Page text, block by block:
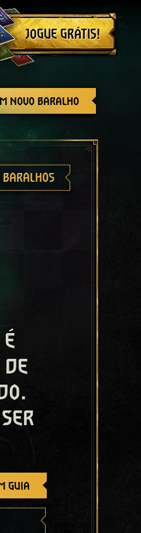
JOGUE GRÁTIS!
novo baralho
BARALHOS
guia